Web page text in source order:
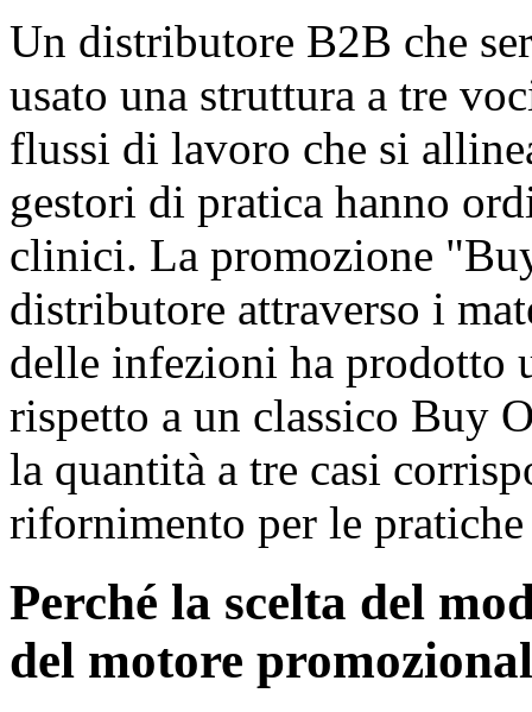
Un distributore B2B che
usato una struttura a tre
flussi di lavoro che si
gestori di pratica hanno
clinici. La promozione
distributore attraverso i
delle infezioni ha prodotto
rispetto a un classico Buy
la quantità a tre casi
rifornimento per le
Perché la scelta del
del motore